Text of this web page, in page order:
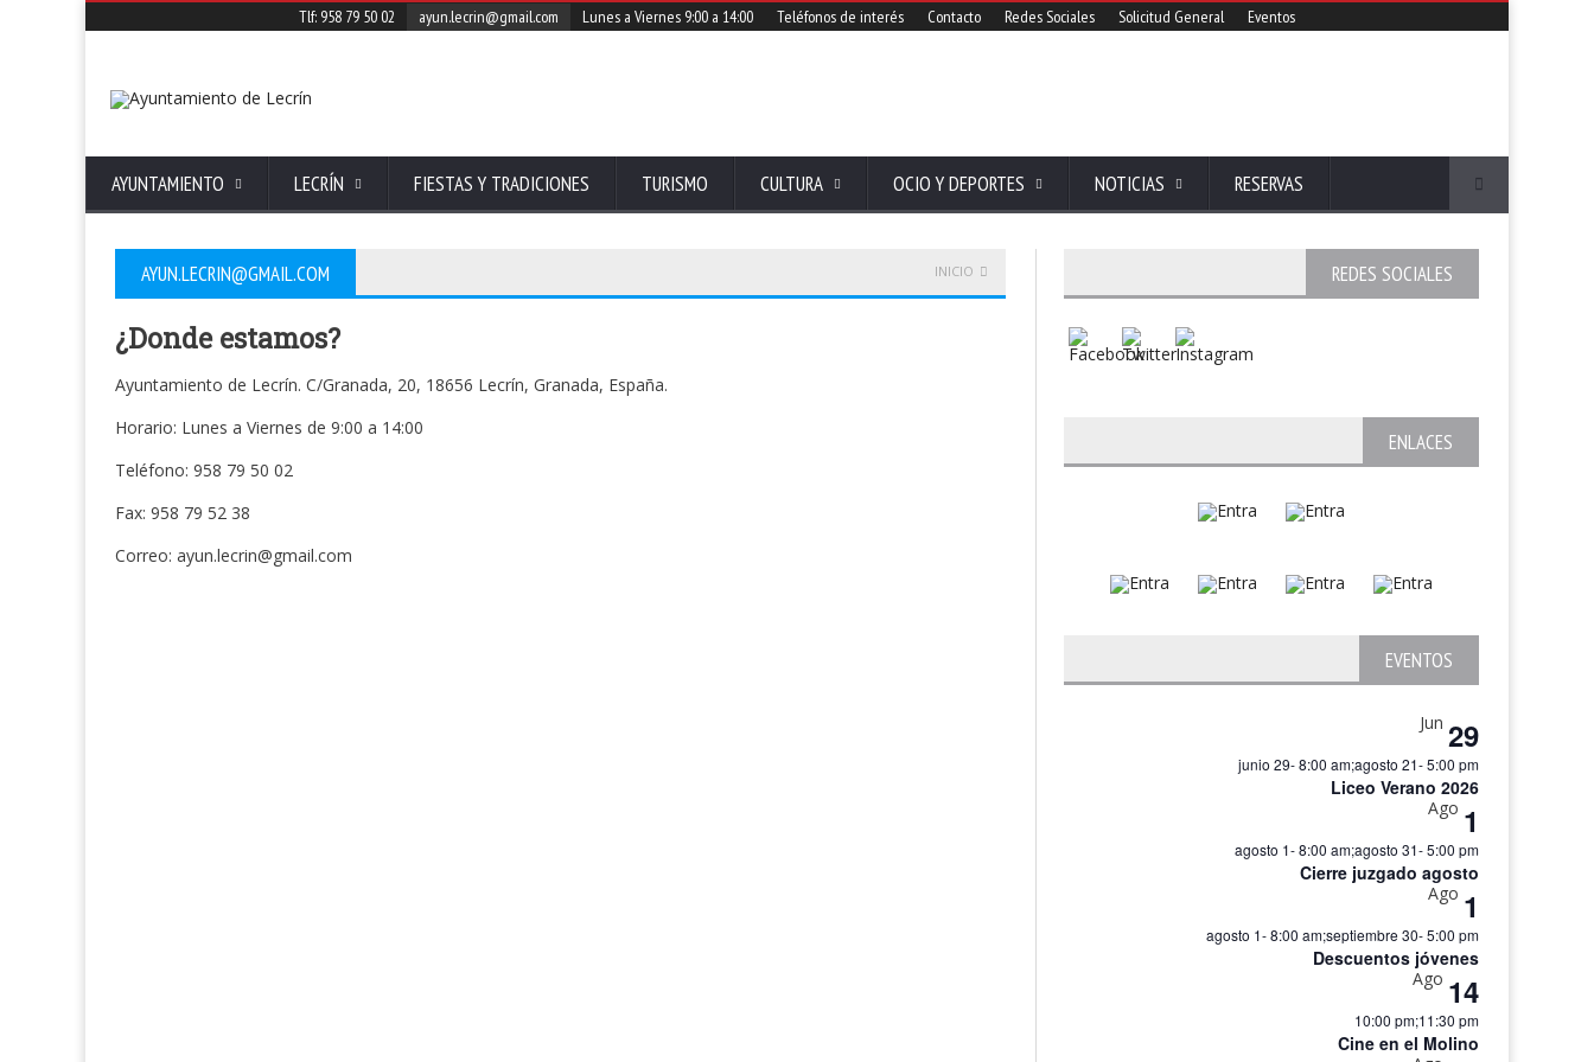
Tlf: 958 79 50 02 ayun.lecrin@gmail.com Lunes a Viernes 9:00 a 14:00 Teléfonos de interés Contacto Redes Sociales Solicitud General Eventos
AYUNTAMIENTO LECRÍN FIESTAS Y TRADICIONES TURISMO CULTURA OCIO Y DEPORTES NOTICIAS RESERVAS
AYUN.LECRIN@GMAIL.COM INICIO
¿Donde estamos?
Ayuntamiento de Lecrín. C/Granada, 20, 18656 Lecrín, Granada, España.
Horario: Lunes a Viernes de 9:00 a 14:00
Teléfono: 958 79 50 02
Fax: 958 79 52 38
Correo: ayun.lecrin@gmail.com
REDES SOCIALES
ENLACES
EVENTOS
Jun 29
junio 29- 8:00 am;agosto 21- 5:00 pm
Liceo Verano 2026
Ago 1
agosto 1- 8:00 am;agosto 31- 5:00 pm
Cierre juzgado agosto
Ago 1
agosto 1- 8:00 am;septiembre 30- 5:00 pm
Descuentos jóvenes
Ago 14
10:00 pm;11:30 pm
Cine en el Molino